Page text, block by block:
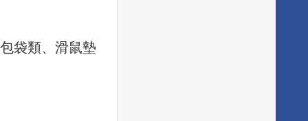
袋類、滑鼠墊